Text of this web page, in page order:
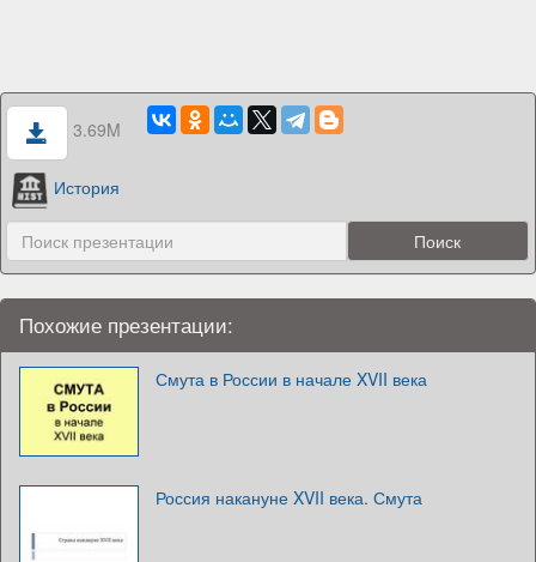
3.69M
История
Похожие презентации:
Смута в России в начале XVII века
Россия накануне XVII века. Смута